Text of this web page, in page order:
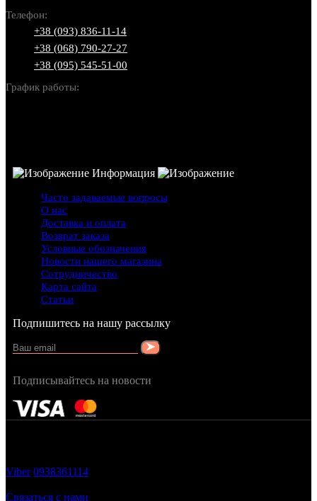
Телефон:
+38 (093) 836-11-14
+38 (068) 790-27-27
+38 (095) 545-51-00
График работы:
Информация
Часто задаваемые вопросы
О нас
Доставка и оплата
Возврат заказа
Условные обозначения
Новости нашего магазина
Сотрудничество
Карта сайта
Статьи
Подпишитесь на нашу рассылку
Подписывайтесь на новости
Viber 0938361114
Связаться с нами